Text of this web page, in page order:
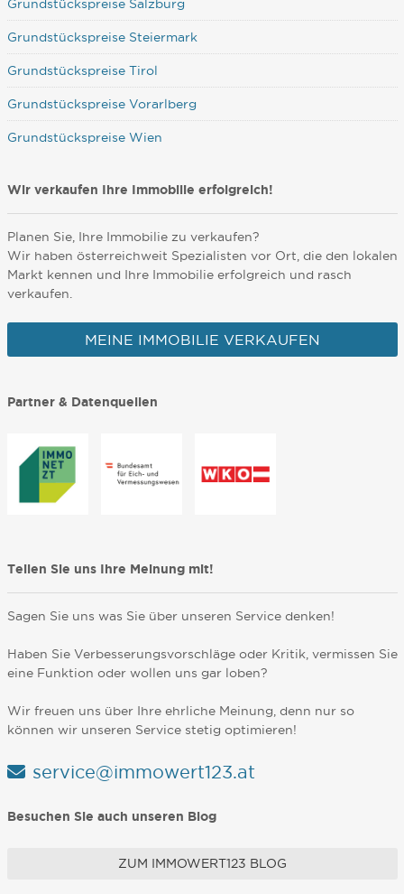
Grundstückspreise Salzburg
Grundstückspreise Steiermark
Grundstückspreise Tirol
Grundstückspreise Vorarlberg
Grundstückspreise Wien
Wir verkaufen Ihre Immobilie erfolgreich!
Planen Sie, Ihre Immobilie zu verkaufen?
Wir haben österreichweit Spezialisten vor Ort, die den lokalen
Markt kennen und Ihre Immobilie erfolgreich und rasch
verkaufen.
MEINE IMMOBILIE VERKAUFEN
Partner & Datenquellen
Teilen Sie uns Ihre Meinung mit!
Sagen Sie uns was Sie über unseren Service denken!
Haben Sie Verbesserungsvorschläge oder Kritik, vermissen Sie
eine Funktion oder wollen uns gar loben?
Wir freuen uns über Ihre ehrliche Meinung, denn nur so
können wir unseren Service stetig optimieren!
service@immowert123.at
Besuchen Sie auch unseren Blog
ZUM IMMOWERT123 BLOG